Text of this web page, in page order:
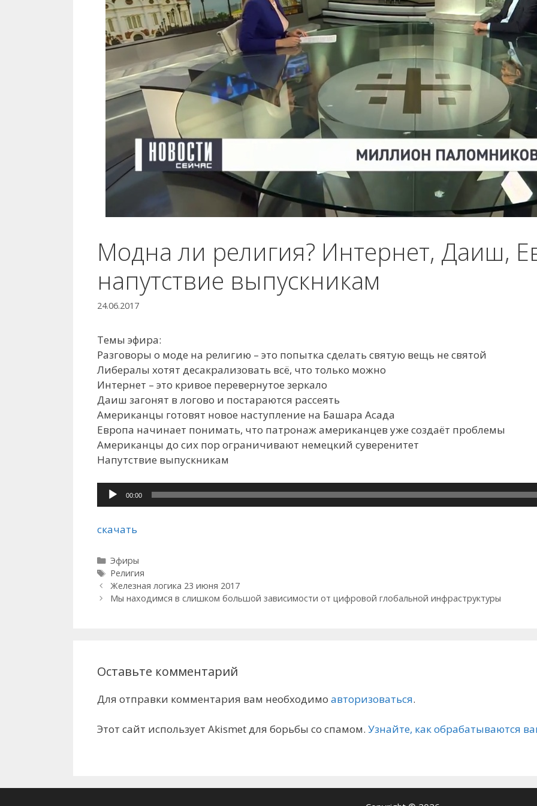
Модна ли религия? Интернет, Даиш,
напутствие выпускникам
24.06.2017
Темы эфира:
Разговоры о моде на религию – это попытка сделать святую вещь не святой
Либералы хотят десакрализовать всё, что только можно
Интернет – это кривое перевернутое зеркало
Даиш загонят в логово и постараются рассеять
Американцы готовят новое наступление на Башара Асада
Европа начинает понимать, что патронаж американцев уже создаёт проблемы
Американцы до сих пор ограничивают немецкий суверенитет
Напутствие выпускникам
Аудиоплеер
00:00
скачать
Рубрики
Эфиры
Метки
Религия
Железная логика 23 июня 2017
Мы находимся в слишком большой зависимости от цифровой глобальной инфраструктуры
Оставьте комментарий
Для отправки комментария вам необходимо авторизоваться.
Этот сайт использует Akismet для борьбы со спамом. Узнайте, как обрабатываются